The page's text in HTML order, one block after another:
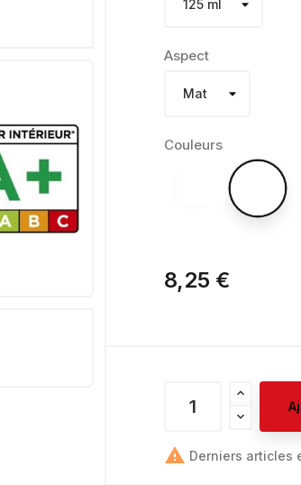
Aspect
Couleurs
8,25 €
 Derniers articles